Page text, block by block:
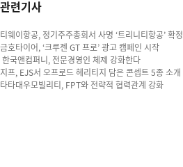
관련기사
티웨이항공, 정기주주총회서 사명 ‘트리니티항공’ 확정
금호타이어, ‘크루젠 GT 프로’ 광고 캠페인 시작
한국앤컴퍼니, 전문경영인 체제 강화한다
지프, EJS서 오프로드 헤리티지 담은 콘셉트 5종 소개
타타대우모빌리티, FPT와 전략적 협력관계 강화